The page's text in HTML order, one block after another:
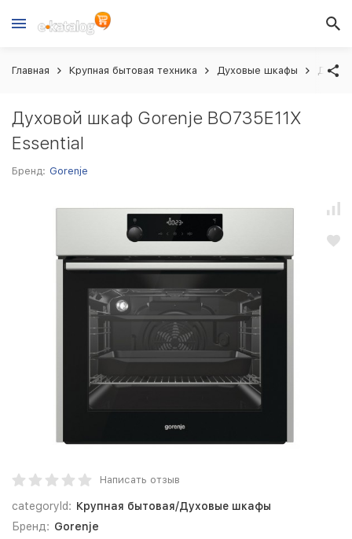
Главная Крупная бытовая техника Духовые шкафы
Духовой шкаф Gorenje BO735E11X
Essential
Бренд: Gorenje
Написать отзыв
categoryId: Крупная бытовая/Духовые шкафы
Бренд: Gorenje